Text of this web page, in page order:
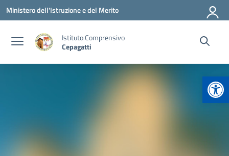
Vai ai contenuti
Vai al menu di navigazione
Vai al footer
Ministero dell'Istruzione e del Merito
Istituto Comprensivo
Cepagatti